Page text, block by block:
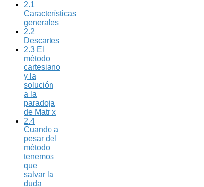
2.1
Características
generales
2.2
Descartes
2.3 El
método
cartesiano
y la
solución
a la
paradoja
de Matrix
2.4
Cuando a
pesar del
método
tenemos
que
salvar la
duda